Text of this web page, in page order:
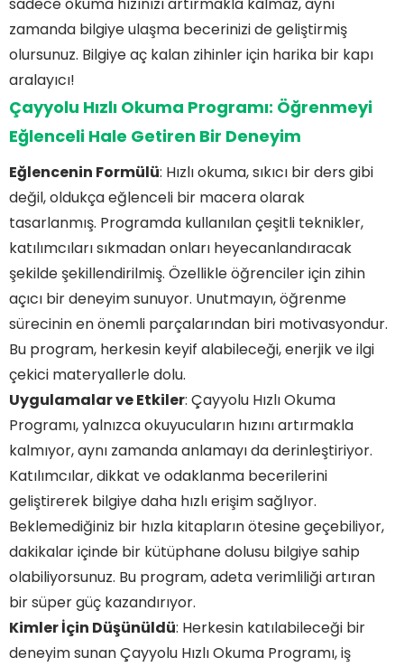
zamanda bilgiye ulaşma becerinizi de geliştirmiş
olursunuz. Bilgiye aç kalan zihinler için harika bir kapı
aralayıcı!
Çayyolu Hızlı Okuma Programı: Öğrenmeyi
Eğlenceli Hale Getiren Bir Deneyim
Eğlencenin Formülü: Hızlı okuma, sıkıcı bir ders gibi
değil, oldukça eğlenceli bir macera olarak
tasarlanmış. Programda kullanılan çeşitli teknikler,
katılımcıları sıkmadan onları heyecanlandıracak
şekilde şekillendirilmiş. Özellikle öğrenciler için zihin
açıcı bir deneyim sunuyor. Unutmayın, öğrenme
sürecinin en önemli parçalarından biri motivasyondur.
Bu program, herkesin keyif alabileceği, enerjik ve ilgi
çekici materyallerle dolu.
Uygulamalar ve Etkiler: Çayyolu Hızlı Okuma
Programı, yalnızca okuyucuların hızını artırmakla
kalmıyor, aynı zamanda anlamayı da derinleştiriyor.
Katılımcılar, dikkat ve odaklanma becerilerini
geliştirerek bilgiye daha hızlı erişim sağlıyor.
Beklemediğiniz bir hızla kitapların ötesine geçebiliyor,
dakikalar içinde bir kütüphane dolusu bilgiye sahip
olabiliyorsunuz. Bu program, adeta verimliliği artıran
bir süper güç kazandırıyor.
Kimler İçin Düşünüldü: Herkesin katılabileceği bir
deneyim sunan Çayyolu Hızlı Okuma Programı, iş